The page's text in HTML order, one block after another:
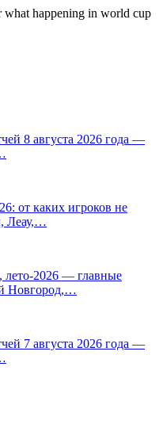
happening in world cup
8 августа 2026 года —
от каких игроков не
Леау,…
2026 — главные
Новгород,…
7 августа 2026 года —